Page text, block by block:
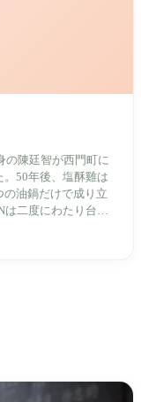
の陳廷智が西門町に
50年後、塩酥雞は
油鍋だけで成り立
二度にわたり台湾
べ方は、深夜に道